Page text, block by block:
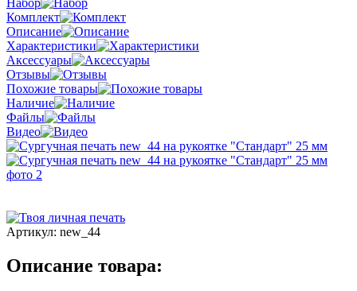
Комплект
Описание
Характеристики
Аксессуары
Отзывы
Похожие товары
Наличие
Файлы
Видео
Артикул: new_44
Описание товара: